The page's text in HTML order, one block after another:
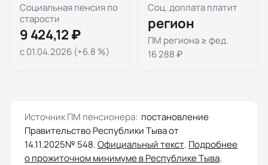
Социальная пенсия по
старости
9 424,12 ₽
с 01.04.2026 (+6.8 %)
Соц. доплата платит
регион
ПМ региона ≥ фед.
16 288 ₽
Источник ПМ пенсионера: постановление
Правительство Республики Тываот
14.11.2025№ 548.Официальный текст. Подробнее
о прожиточном минимуме вРеспублике Тыва.